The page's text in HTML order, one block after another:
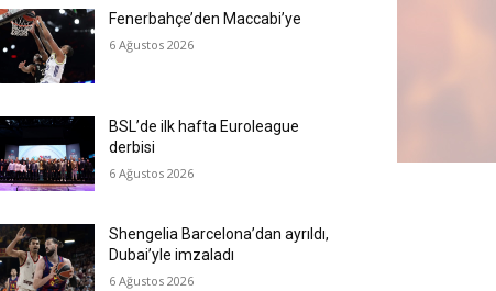
Fenerbahçe’den Maccabi’ye
6 Ağustos 2026
BSL’de ilk hafta Euroleague
derbisi
6 Ağustos 2026
Shengelia Barcelona’dan ayrıldı,
Dubai’yle imzaladı
6 Ağustos 2026